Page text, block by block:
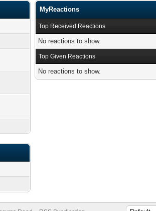
MyReactions
Top Received Reactions
No reactions to show.
Top Given Reactions
No reactions to show.